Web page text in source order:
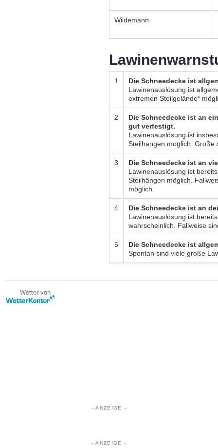
Wildemann
1
Die Schneedecke ist
Lawinenauslösung ist
extremen Steilgelände*
2
Die Schneedecke ist an
gut verfestigt.
Lawinenauslösung ist
Steilhängen möglich. Große
3
Die Schneedecke ist an
Lawinenauslösung ist
Steilhängen möglich.
möglich.
4
Die Schneedecke ist an
Lawinenauslösung ist
wahrscheinlich. Fallweise
5
Die Schneedecke ist
Spontan sind viele große
Wetter von